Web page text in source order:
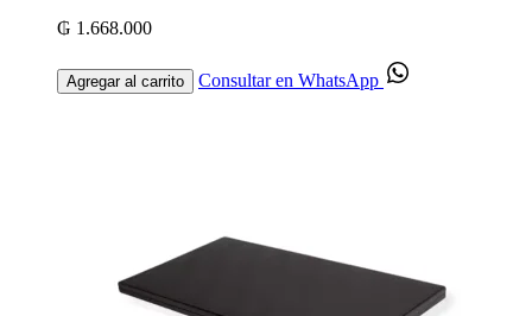
₲ 1.668.000
Agregar al carrito Consultar en WhatsApp